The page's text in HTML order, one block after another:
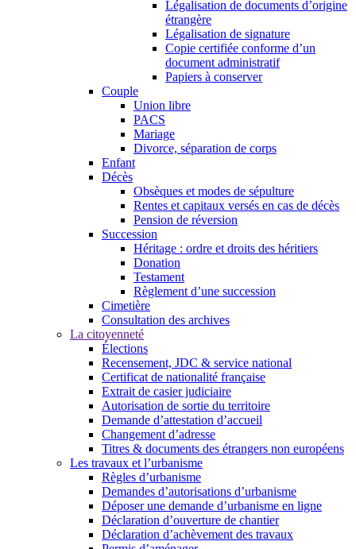
Légalisation de documents d’origine
étrangère
Légalisation de signature
Copie certifiée conforme d’un
document administratif
Papiers à conserver
Couple
Union libre
PACS
Mariage
Divorce, séparation de corps
Enfant
Décès
Obsèques et modes de sépulture
Rentes et capitaux versés en cas de décès
Pension de réversion
Succession
Héritage : ordre et droits des héritiers
Donation
Testament
Règlement d’une succession
Cimetière
Consultation des archives
La citoyenneté
Élections
Recensement, JDC & service national
Certificat de nationalité française
Extrait de casier judiciaire
Autorisation de sortie du territoire
Demande d’attestation d’accueil
Changement d’adresse
Titres & documents des étrangers non européens
Les travaux et l’urbanisme
Règles d’urbanisme
Demandes d’autorisations d’urbanisme
Déposer une demande d’urbanisme en ligne
Déclaration d’ouverture de chantier
Déclaration d’achèvement des travaux